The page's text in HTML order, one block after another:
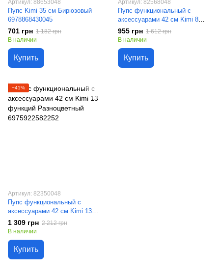
Артикул: 88653048
Пупс Kimi 35 см Бирюзовый
6978868430045
701 грн 1 182 грн
В наличии
Купить
Артикул: 82568048
Пупс функциональный с
аксессуарами 42 см Kimi 8
функций Белый 6975922582511
955 грн 1 612 грн
В наличии
Купить
−41%
Артикул: 82350048
Пупс функциональный с
аксессуарами 42 см Kimi 13
функций Разноцветный
6975922582252
1 309 грн 2 212 грн
В наличии
Купить